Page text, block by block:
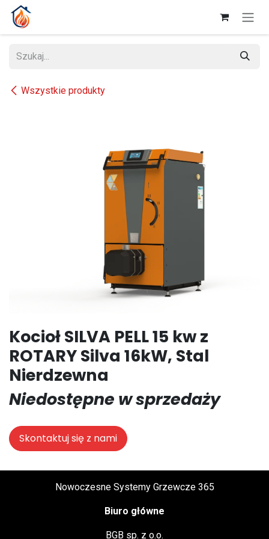
Przejdź do zawartości
Wszystkie produkty
Kocioł SILVA PELL 15 kw z
ROTARY Silva 16kW, Stal
Nierdzewna
Niedostępne w sprzedaży
Skontaktuj się z nami
Nowoczesne Systemy Grzewcze 365
Biuro główne
BGB sp. z o.o.